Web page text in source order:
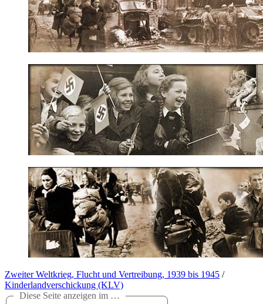
Zweiter Weltkrieg, Flucht und Vertreibung, 1939 bis 1945 /
Kinderlandverschickung (KLV)
Diese Seite anzeigen im …